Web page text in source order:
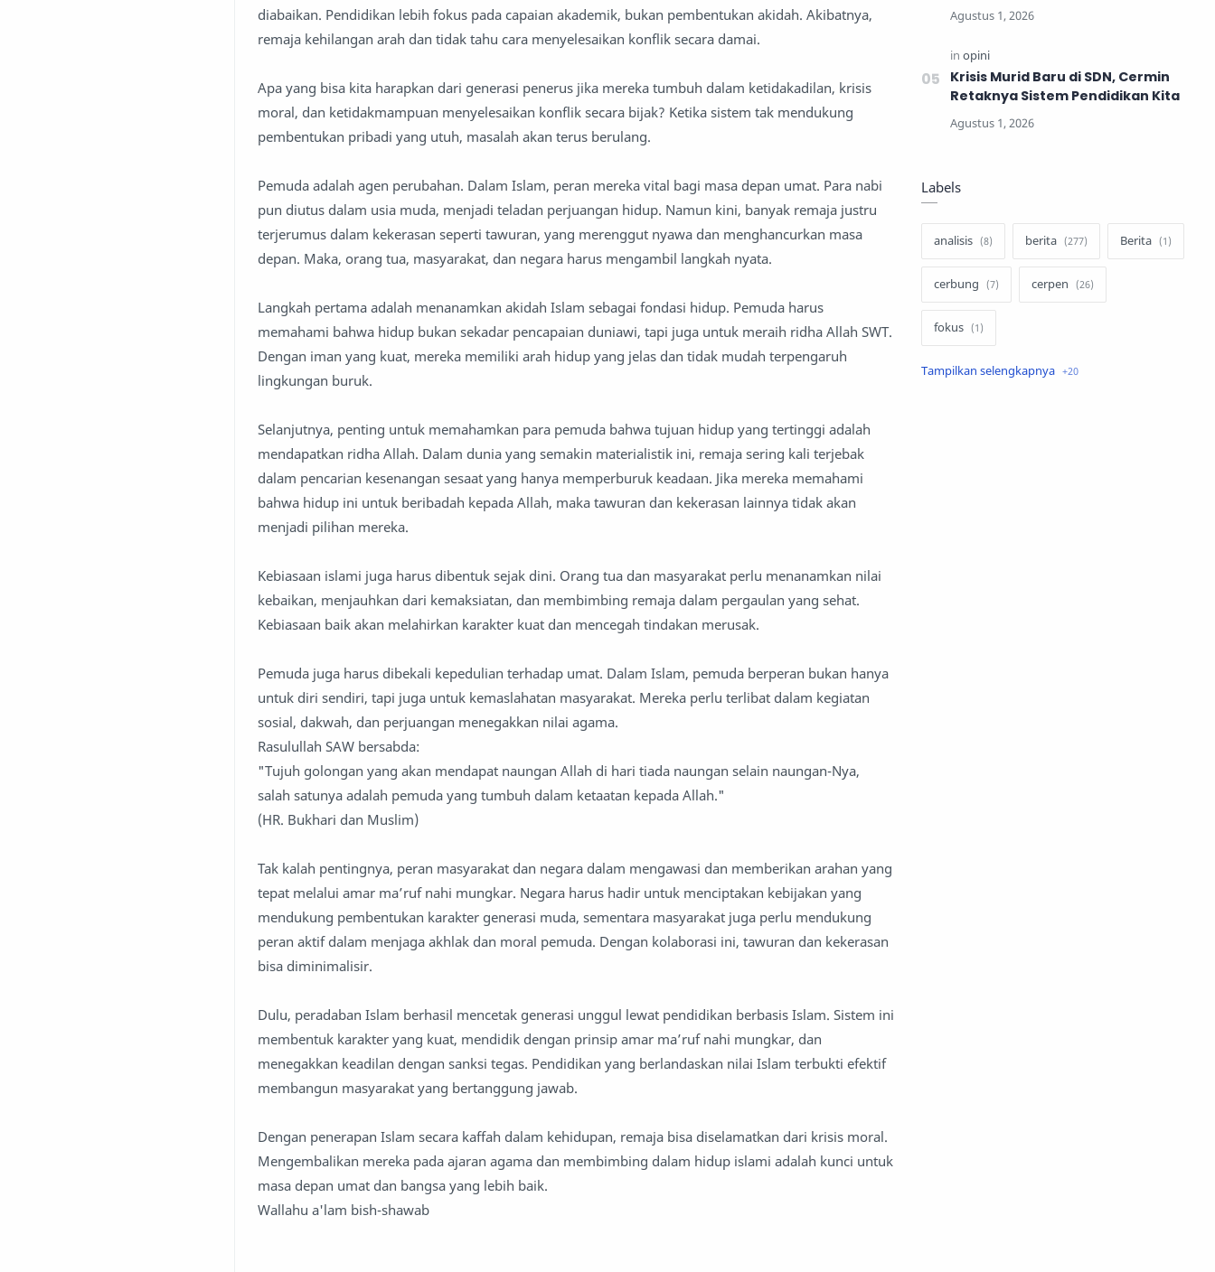
diabaikan. Pendidikan lebih fokus pada capaian akademik, bukan pembentukan akidah. Akibatnya,
remaja kehilangan arah dan tidak tahu cara menyelesaikan konflik secara damai.
Apa yang bisa kita harapkan dari generasi penerus jika mereka tumbuh dalam ketidakadilan, krisis
moral, dan ketidakmampuan menyelesaikan konflik secara bijak? Ketika sistem tak mendukung
pembentukan pribadi yang utuh, masalah akan terus berulang.
Pemuda adalah agen perubahan. Dalam Islam, peran mereka vital bagi masa depan umat. Para nabi
pun diutus dalam usia muda, menjadi teladan perjuangan hidup. Namun kini, banyak remaja justru
terjerumus dalam kekerasan seperti tawuran, yang merenggut nyawa dan menghancurkan masa
depan. Maka, orang tua, masyarakat, dan negara harus mengambil langkah nyata.
Langkah pertama adalah menanamkan akidah Islam sebagai fondasi hidup. Pemuda harus
memahami bahwa hidup bukan sekadar pencapaian duniawi, tapi juga untuk meraih ridha Allah SWT.
Dengan iman yang kuat, mereka memiliki arah hidup yang jelas dan tidak mudah terpengaruh
lingkungan buruk.
Selanjutnya, penting untuk memahamkan para pemuda bahwa tujuan hidup yang tertinggi adalah
mendapatkan ridha Allah. Dalam dunia yang semakin materialistik ini, remaja sering kali terjebak
dalam pencarian kesenangan sesaat yang hanya memperburuk keadaan. Jika mereka memahami
bahwa hidup ini untuk beribadah kepada Allah, maka tawuran dan kekerasan lainnya tidak akan
menjadi pilihan mereka.
Kebiasaan islami juga harus dibentuk sejak dini. Orang tua dan masyarakat perlu menanamkan nilai
kebaikan, menjauhkan dari kemaksiatan, dan membimbing remaja dalam pergaulan yang sehat.
Kebiasaan baik akan melahirkan karakter kuat dan mencegah tindakan merusak.
Pemuda juga harus dibekali kepedulian terhadap umat. Dalam Islam, pemuda berperan bukan hanya
untuk diri sendiri, tapi juga untuk kemaslahatan masyarakat. Mereka perlu terlibat dalam kegiatan
sosial, dakwah, dan perjuangan menegakkan nilai agama.
Rasulullah SAW bersabda:
"Tujuh golongan yang akan mendapat naungan Allah di hari tiada naungan selain naungan-Nya,
salah satunya adalah pemuda yang tumbuh dalam ketaatan kepada Allah."
(HR. Bukhari dan Muslim)
Tak kalah pentingnya, peran masyarakat dan negara dalam mengawasi dan memberikan arahan yang
tepat melalui amar ma’ruf nahi mungkar. Negara harus hadir untuk menciptakan kebijakan yang
mendukung pembentukan karakter generasi muda, sementara masyarakat juga perlu mendukung
peran aktif dalam menjaga akhlak dan moral pemuda. Dengan kolaborasi ini, tawuran dan kekerasan
bisa diminimalisir.
Dulu, peradaban Islam berhasil mencetak generasi unggul lewat pendidikan berbasis Islam. Sistem ini
membentuk karakter yang kuat, mendidik dengan prinsip amar ma’ruf nahi mungkar, dan
menegakkan keadilan dengan sanksi tegas. Pendidikan yang berlandaskan nilai Islam terbukti efektif
membangun masyarakat yang bertanggung jawab.
Dengan penerapan Islam secara kaffah dalam kehidupan, remaja bisa diselamatkan dari krisis moral.
Mengembalikan mereka pada ajaran agama dan membimbing dalam hidup islami adalah kunci untuk
masa depan umat dan bangsa yang lebih baik.
Wallahu a'lam bish-shawab
Krisis Murid Baru di SDN, Cermin
Retaknya Sistem Pendidikan Kita
Labels
analisis berita Berita
cerbung cerpen
fokus
hukum internasional